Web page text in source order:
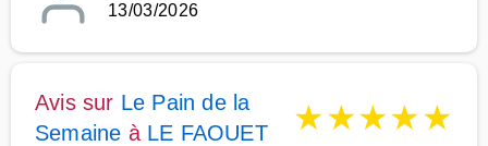
13/03/2026
Avis sur Le Pain de la
Semaine à LE FAOUET ★★★★★